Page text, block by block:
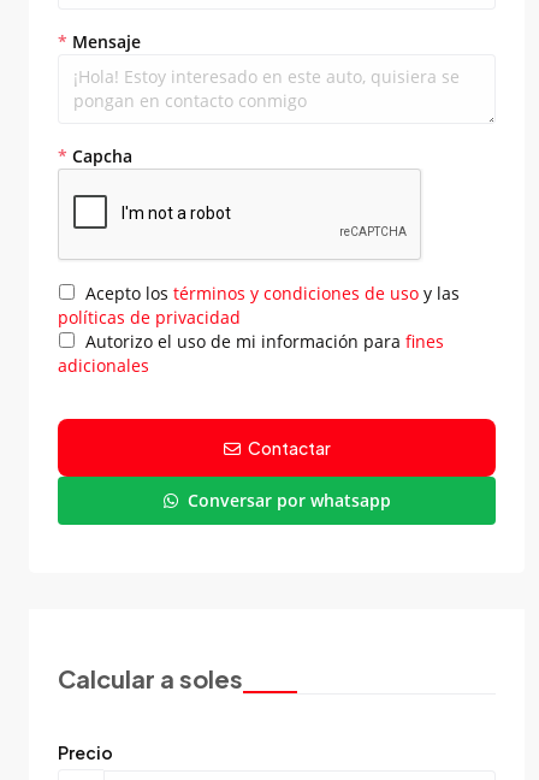
* Mensaje
* Capcha
Acepto los términos y condiciones de uso y las
políticas de privacidad
Autorizo el uso de mi información para fines
adicionales
Contactar
Conversar por whatsapp
Calcular a soles
Precio